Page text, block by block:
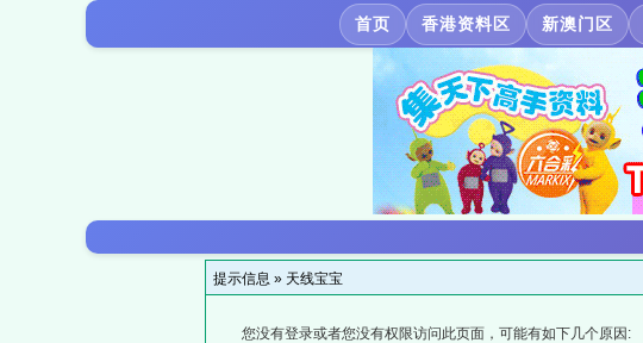
首页 香港资料区 新澳门区
提示信息 » 天线宝宝
您没有登录或者您没有权限访问此页面，可能有如下几个原因: